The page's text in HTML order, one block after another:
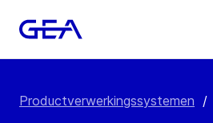
Productverwerkingssystemen /